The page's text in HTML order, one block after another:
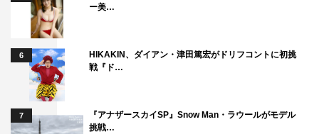
ー美…
6
HIKAKIN、ダイアン・津田篤宏がドリフコントに初挑
戦『ド…
7
『アナザースカイSP』Snow Man・ラウールがモデル
挑戦…